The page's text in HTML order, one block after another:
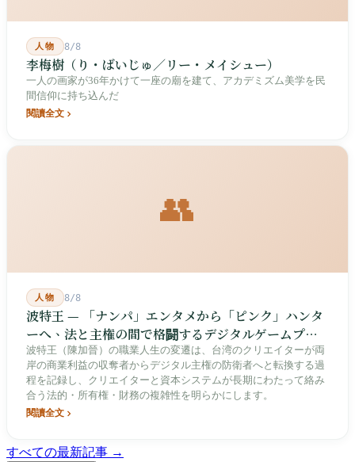
人物 8/8
李梅樹（り・ばいじゅ／リー・メイシュー）
一人の画家が36年かけて一座の廟を建て、アカデミズム美学を民
間信仰に持ち込んだ
閱讀全文
👥
人物 8/8
波特王 — 「ナンパ」エンタメから「ピンク」ハンタ
ーへ、法と主権の間で格闘するデジタルゲームプレ
イヤー
波特王（陳加晉）の職業人生の変遷は、台湾のクリエイターが両
岸の商業利益の収奪者からデジタル主権の防衛者へと転換する過
程を記録し、クリエイターと資本システムが長期にわたって絡み
合う法的・所有権・財務の複雑性を明らかにします。
閱讀全文
すべての最新記事 →